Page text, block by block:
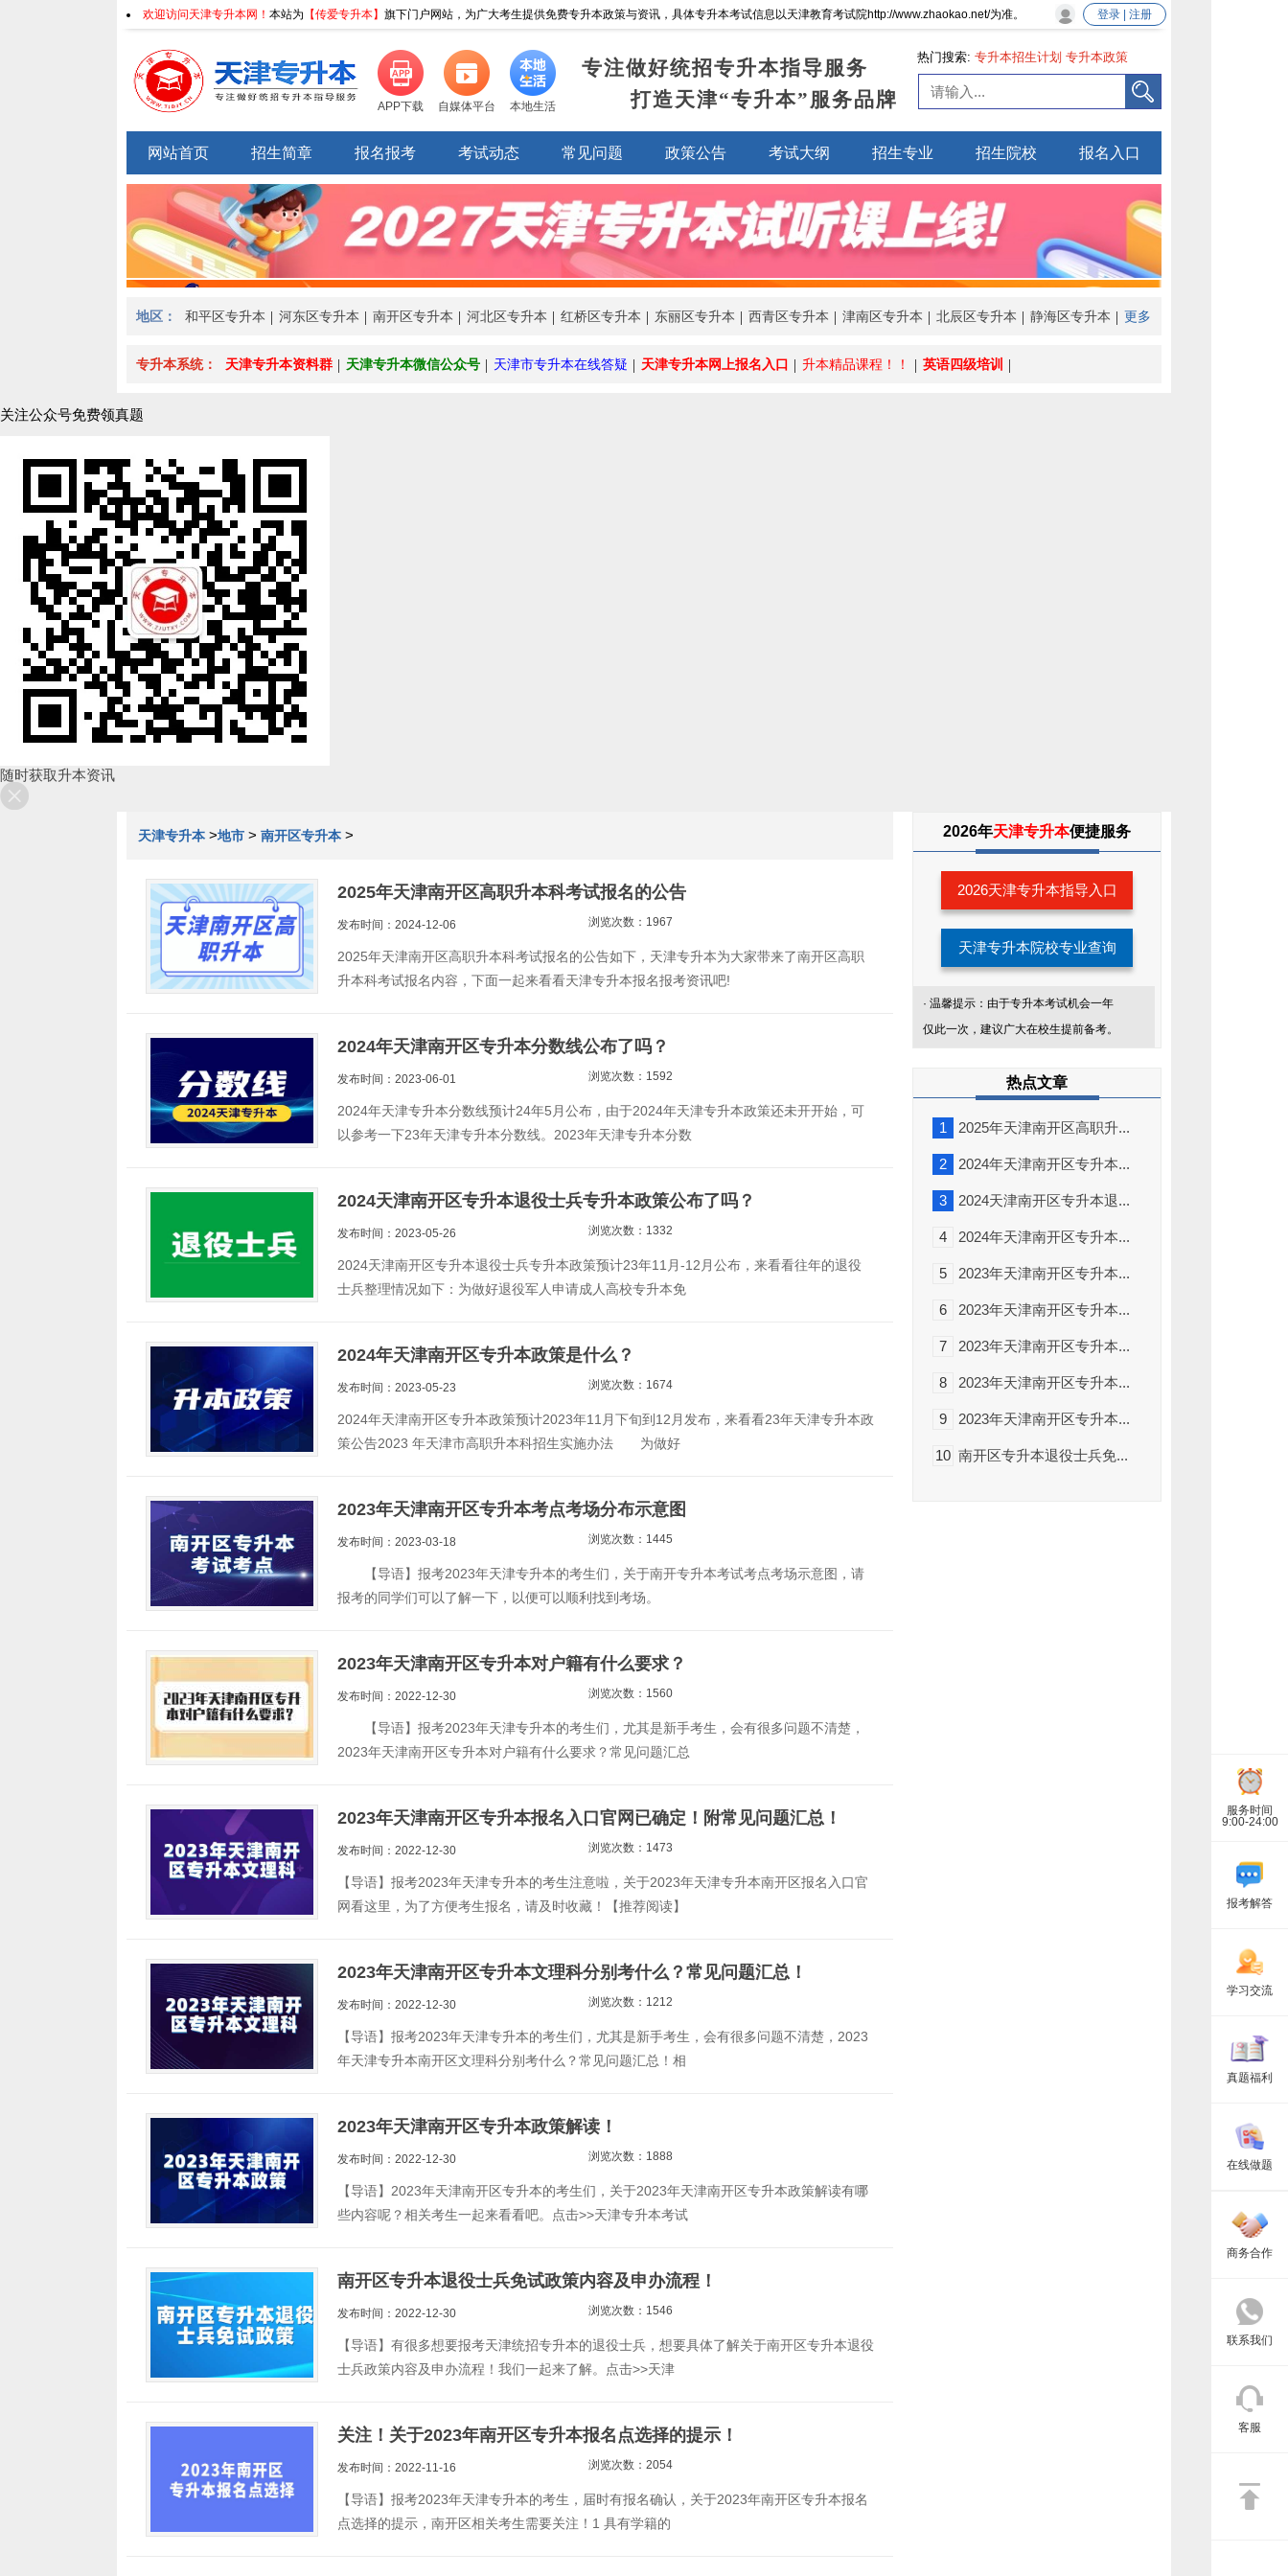
欢迎访问天津专升本网！ 本站为 【传爱专升本】 旗下门户网站，为广大考生提供免费专升本政策与资讯，具体专升本考试信息以天津教育考试院http://www.zhaokao.net/为准。 登录 | 注册
APP下载 自媒体平台 本地生活
专注做好统招专升本指导服务
打造天津“专升本”服务品牌
热门搜索: 专升本招生计划 专升本政策
网站首页 招生简章 报名报考 考试动态 常见问题 政策公告 考试大纲 招生专业 招生院校 报名入口
地区： 和平区专升本 河东区专升本 南开区专升本 河北区专升本 红桥区专升本 东丽区专升本 西青区专升本 津南区专升本 北辰区专升本 静海区专升本 更多
>
专升本系统： 天津专升本资料群 天津专升本微信公众号 天津市专升本在线答疑 天津专升本网上报名入口 升本精品课程！！ 英语四级培训
服务时间
9:00-24:00
报考解答
学习交流
真题福利
在线做题
商务合作
联系我们
客服
关注公众号免费领真题
随时获取升本资讯
天津专升本 >地市 > 南开区专升本 >
2025年天津南开区高职升本科考试报名的公告
发布时间：2024-12-06 浏览次数：1967
2025年天津南开区高职升本科考试报名的公告如下，天津专升本为大家带来了南开区高职
升本科考试报名内容，下面一起来看看天津专升本报名报考资讯吧!
2024年天津南开区专升本分数线公布了吗？
发布时间：2023-06-01 浏览次数：1592
2024年天津专升本分数线预计24年5月公布，由于2024年天津专升本政策还未开开始，可
以参考一下23年天津专升本分数线。2023年天津专升本分数
2024天津南开区专升本退役士兵专升本政策公布了吗？
发布时间：2023-05-26 浏览次数：1332
2024天津南开区专升本退役士兵专升本政策预计23年11月-12月公布，来看看往年的退役
士兵整理情况如下：为做好退役军人申请成人高校专升本免
2024年天津南开区专升本政策是什么？
发布时间：2023-05-23 浏览次数：1674
2024年天津南开区专升本政策预计2023年11月下旬到12月发布，来看看23年天津专升本政
策公告2023 年天津市高职升本科招生实施办法 为做好
2023年天津南开区专升本考点考场分布示意图
发布时间：2023-03-18 浏览次数：1445
【导语】报考2023年天津专升本的考生们，关于南开专升本考试考点考场示意图，请
报考的同学们可以了解一下，以便可以顺利找到考场。
2023年天津南开区专升本对户籍有什么要求？
发布时间：2022-12-30 浏览次数：1560
【导语】报考2023年天津专升本的考生们，尤其是新手考生，会有很多问题不清楚，
2023年天津南开区专升本对户籍有什么要求？常见问题汇总
2023年天津南开区专升本报名入口官网已确定！附常见问题汇总！
发布时间：2022-12-30 浏览次数：1473
【导语】报考2023年天津专升本的考生注意啦，关于2023年天津专升本南开区报名入口官
网看这里，为了方便考生报名，请及时收藏！【推荐阅读】
2023年天津南开区专升本文理科分别考什么？常见问题汇总！
发布时间：2022-12-30 浏览次数：1212
【导语】报考2023年天津专升本的考生们，尤其是新手考生，会有很多问题不清楚，2023
年天津专升本南开区文理科分别考什么？常见问题汇总！相
2023年天津南开区专升本政策解读！
发布时间：2022-12-30 浏览次数：1888
【导语】2023年天津南开区专升本的考生们，关于2023年天津南开区专升本政策解读有哪
些内容呢？相关考生一起来看看吧。点击>>天津专升本考试
南开区专升本退役士兵免试政策内容及申办流程！
发布时间：2022-12-30 浏览次数：1546
【导语】有很多想要报考天津统招专升本的退役士兵，想要具体了解关于南开区专升本退役
士兵政策内容及申办流程！我们一起来了解。点击>>天津
关注！关于2023年南开区专升本报名点选择的提示！
发布时间：2022-11-16 浏览次数：2054
【导语】报考2023年天津专升本的考生，届时有报名确认，关于2023年南开区专升本报名
点选择的提示，南开区相关考生需要关注！1 具有学籍的
2026年天津专升本便捷服务
2026天津专升本指导入口
天津专升本院校专业查询
· 温馨提示：由于专升本考试机会一年
仅此一次，建议广大在校生提前备考。
热点文章
1 2025年天津南开区高职升...
2 2024年天津南开区专升本...
3 2024天津南开区专升本退...
4 2024年天津南开区专升本...
5 2023年天津南开区专升本...
6 2023年天津南开区专升本...
7 2023年天津南开区专升本...
8 2023年天津南开区专升本...
9 2023年天津南开区专升本...
10 南开区专升本退役士兵免...